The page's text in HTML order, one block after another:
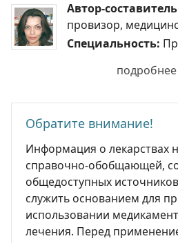
Автор-
провизор,
Специальность:
подробнее
Обратите внимание!
Информация о лекарствах
справочно-обобщающей,
общедоступных
служить основанием для
использовании
лечения. Перед